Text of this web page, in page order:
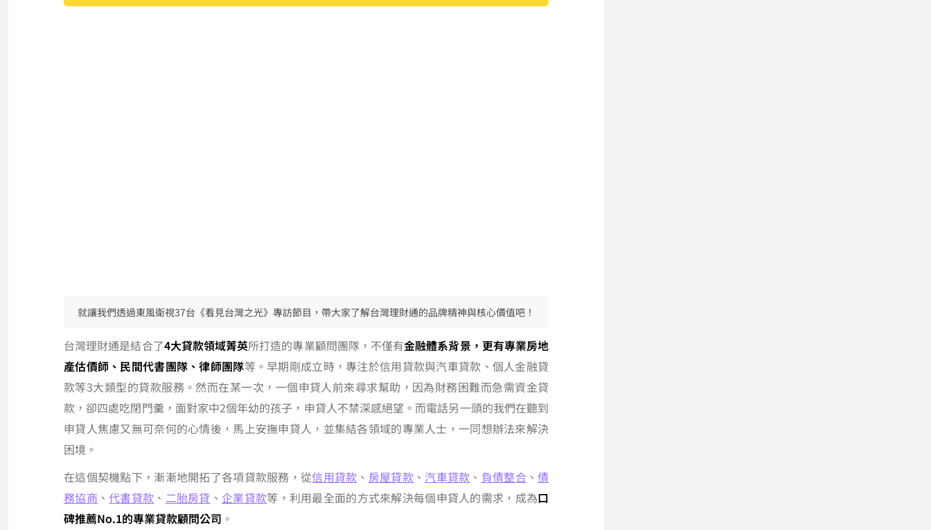
就讓我們透過東風衛視37台《看見台灣之光》專訪節目，帶大家了解台灣理財通的品牌精神與核心價值吧！
台灣理財通是結合了4大貸款領域菁英所打造的專業顧問團隊，不僅有金融體系背景，更有專業房地
產估價師、民間代書團隊、律師團隊等。早期剛成立時，專注於信用貸款與汽車貸款、個人金融貸
款等3大類型的貸款服務。然而在某一次，一個申貸人前來尋求幫助，因為財務困難而急需資金貸
款，卻四處吃閉門羹，面對家中2個年幼的孩子，申貸人不禁深感絕望。而電話另一頭的我們在聽到
申貸人焦慮又無可奈何的心情後，馬上安撫申貸人，並集結各領域的專業人士，一同想辦法來解決
困境。
在這個契機點下，漸漸地開拓了各項貸款服務，從信用貸款 、 房屋貸款 、 汽車貸款 、 負債整合、債
務協商 、代書貸款 、 二胎房貸 、企業貸款等，利用最全面的方式來解決每個申貸人的需求，成為口
碑推薦No.1的專業貸款顧問公司 。